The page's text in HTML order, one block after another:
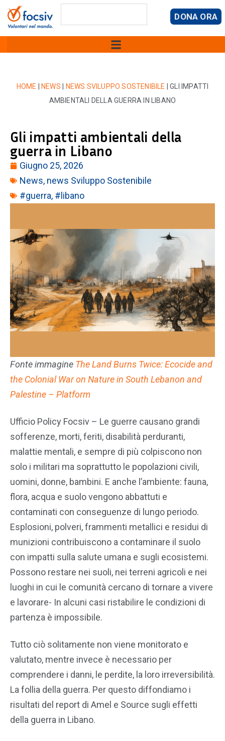
DONA ORA
HOME NEWS NEWS SVILUPPO SOSTENIBILE |GLI IMPATTI
AMBIENTALI DELLA GUERRA IN LIBANO
Gli impatti ambientali della
guerra in Libano
Giugno 25, 2026
News, news Sviluppo Sostenibile
#guerra, #libano
Fonte immagine The Land Burns Twice: Ecocide and
the Colonial War on Nature in South Lebanon and
Palestine – Platform
Ufficio Policy Focsiv – Le guerre causano grandi
sofferenze, morti, feriti, disabilità perduranti,
malattie mentali, e sempre di più colpiscono non
solo i militari ma soprattutto le popolazioni civili,
uomini, donne, bambini. E anche l’ambiente: fauna,
flora, acqua e suolo vengono abbattuti e
contaminati con conseguenze di lungo periodo.
Esplosioni, polveri, frammenti metallici e residui di
munizioni contribuiscono a contaminare il suolo
con impatti sulla salute umana e sugli ecosistemi.
Possono restare nei suoli, nei terreni agricoli e nei
luoghi in cui le comunità cercano di tornare a vivere
e lavorare- In alcuni casi ristabilire le condizioni di
partenza è impossibile.
Tutto ciò solitamente non viene monitorato e
valutato, mentre invece è necessario per
comprendere i danni, le perdite, la loro irreversibilità.
La follia della guerra. Per questo diffondiamo i
risultati del report di Amel e Source sugli effetti
della guerra in Libano.